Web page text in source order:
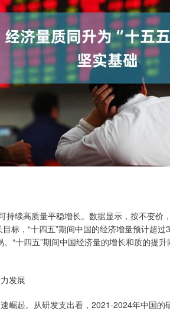
续高质量平稳增长。数据显示，按不变价
标，“十四五”期间中国的经济增量预计超
“十四五”期间中国经济量的增长和质的提
发展
起。从研发支出看，2021-2024年中国的